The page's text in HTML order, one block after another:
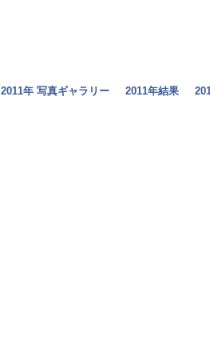
2011年 写真ギャラリー 2011年結果